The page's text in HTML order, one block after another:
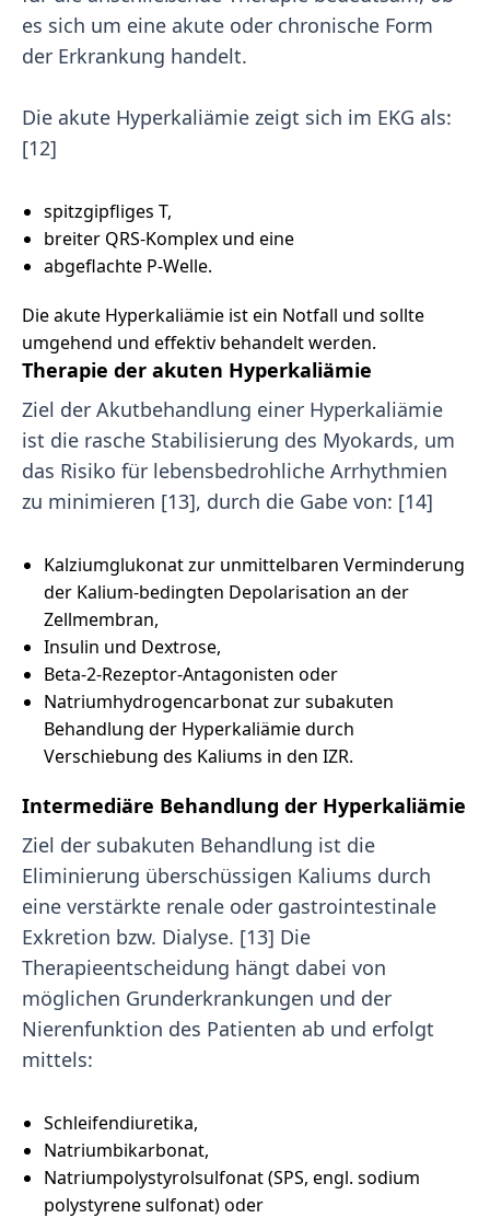
es sich um eine akute oder chronische Form
der Erkrankung handelt.
Die akute Hyperkaliämie zeigt sich im EKG als:
[12]
spitzgipfliges T,
breiter QRS-Komplex und eine
abgeflachte P-Welle.
Die akute Hyperkaliämie ist ein Notfall und sollte
umgehend und effektiv behandelt werden.
Therapie der akuten Hyperkaliämie
Ziel der Akutbehandlung einer Hyperkaliämie
ist die rasche Stabilisierung des Myokards, um
das Risiko für lebensbedrohliche Arrhythmien
zu minimieren [13], durch die Gabe von: [14]
Kalziumglukonat zur unmittelbaren Verminderung
der Kalium-bedingten Depolarisation an der
Zellmembran,
Insulin und Dextrose,
Beta-2-Rezeptor-Antagonisten oder
Natriumhydrogencarbonat zur subakuten
Behandlung der Hyperkaliämie durch
Verschiebung des Kaliums in den IZR.
Intermediäre Behandlung der Hyperkaliämie
Ziel der subakuten Behandlung ist die
Eliminierung überschüssigen Kaliums durch
eine verstärkte renale oder gastrointestinale
Exkretion bzw. Dialyse. [13] Die
Therapieentscheidung hängt dabei von
möglichen Grunderkrankungen und der
Nierenfunktion des Patienten ab und erfolgt
mittels:
Schleifendiuretika,
Natriumbikarbonat,
Natriumpolystyrolsulfonat (SPS, engl. sodium
polystyrene sulfonat) oder